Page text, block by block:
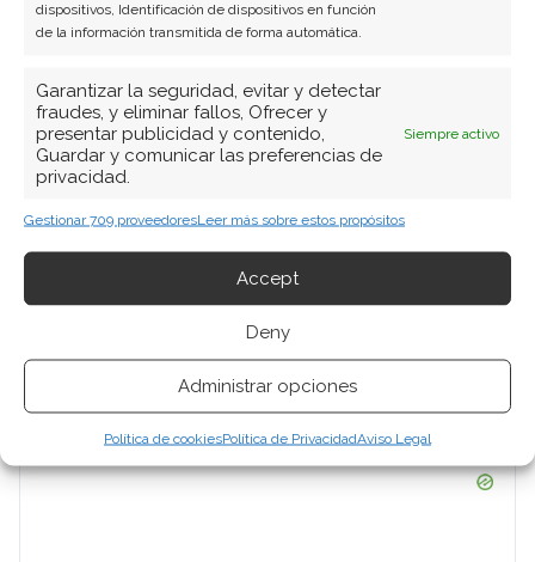
dispositivos, Identificación de dispositivos en función
de la información transmitida de forma automática.
Garantizar la seguridad, evitar y detectar
fraudes, y eliminar fallos, Ofrecer y
presentar publicidad y contenido,
Guardar y comunicar las preferencias de
privacidad.
Siempre activo
Gestionar 709 proveedoresLeer más sobre estos propósitos
Accept
Deny
Administrar opciones
Política de cookiesPolítica de PrivacidadAviso Legal